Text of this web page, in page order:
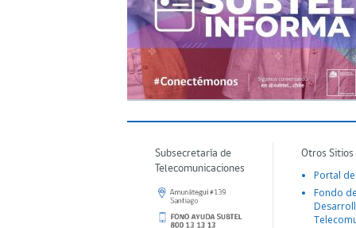
Subsecretaría de
Telecomunicaciones
Otros
Portal
Fondo